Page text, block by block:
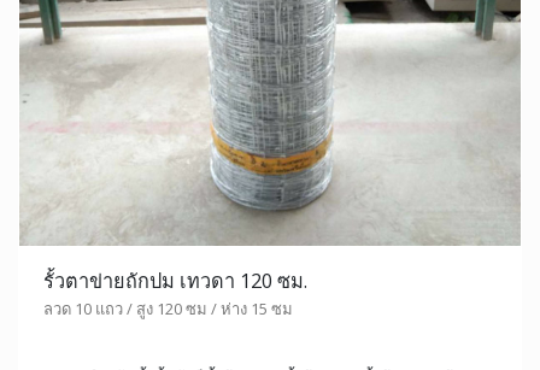
รั้วตาข่ายถักปม เทวดา 120 ซม.
ลวด 10 แถว / สูง 120 ซม / ห่าง 15 ซม